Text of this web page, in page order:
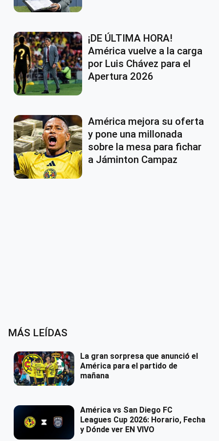
¡DE ÚLTIMA HORA!
América vuelve a la carga
por Luis Chávez para el
Apertura 2026
América mejora su oferta
y pone una millonada
sobre la mesa para fichar
a Jáminton Campaz
MÁS LEÍDAS
La gran sorpresa que anunció el
América para el partido de
mañana
América vs San Diego FC
Leagues Cup 2026: Horario, Fecha
y Dónde ver EN VIVO